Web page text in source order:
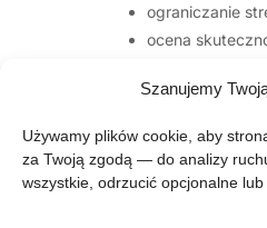
Szanujemy
Używamy plików cookie, aby
za Twoją zgodą — do analizy
wszystkie, odrzucić opcjonalne lub
ograniczanie
ocena
Techniki
trudności
zębów z MIH,
dobór techniki